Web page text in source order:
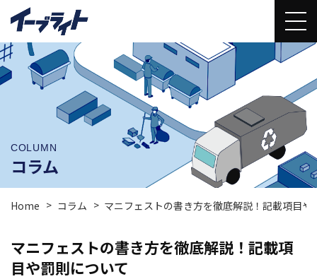
COLUMN
コラム
Home コラム マニフェストの書き方を徹底解説！記載項目や
マニフェストの書き方を徹底解説！記載項
目や罰則について